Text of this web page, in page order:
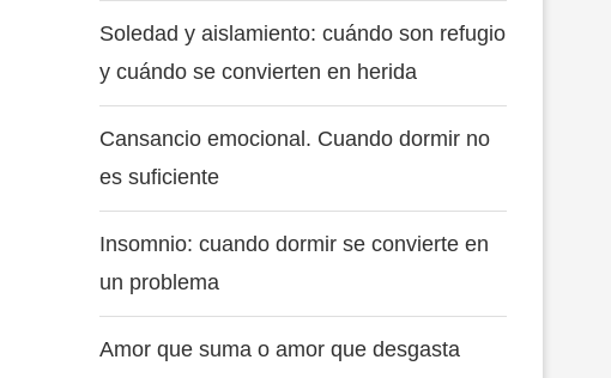
Soledad y aislamiento: cuándo son refugio
y cuándo se convierten en herida
Cansancio emocional. Cuando dormir no
es suficiente
Insomnio: cuando dormir se convierte en
un problema
Amor que suma o amor que desgasta